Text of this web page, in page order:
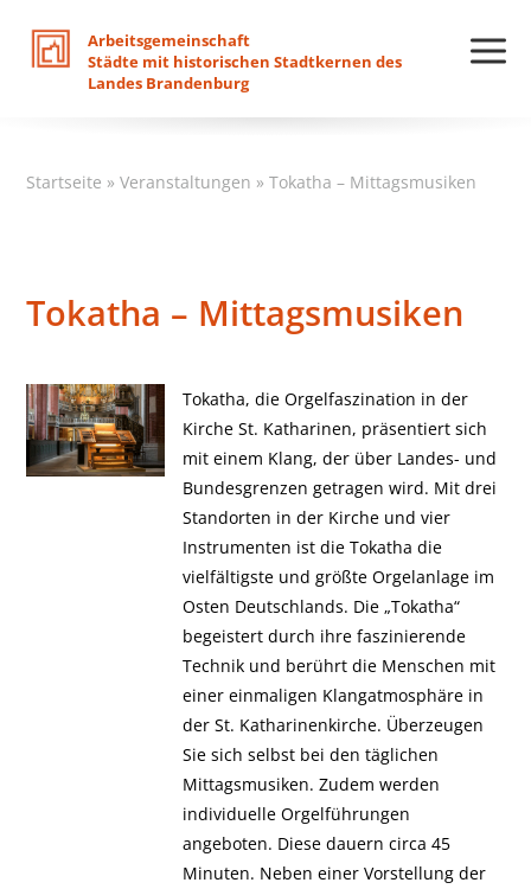
Arbeitsgemeinschaft
Städte mit historischen Stadtkernen des
Landes Brandenburg
Startseite »Veranstaltungen »Tokatha – Mittagsmusiken
Tokatha – Mittagsmusiken
Tokatha, die Orgelfaszination in der
Kirche St. Katharinen, präsentiert sich
mit einem Klang, der über Landes- und
Bundesgrenzen getragen wird. Mit drei
Standorten in der Kirche und vier
Instrumenten ist die Tokatha die
vielfältigste und größte Orgelanlage im
Osten Deutschlands. Die „Tokatha“
begeistert durch ihre faszinierende
Technik und berührt die Menschen mit
einer einmaligen Klangatmosphäre in
der St. Katharinenkirche. Überzeugen
Sie sich selbst bei den täglichen
Mittagsmusiken. Zudem werden
individuelle Orgelführungen
angeboten. Diese dauern circa 45
Minuten. Neben einer Vorstellung der